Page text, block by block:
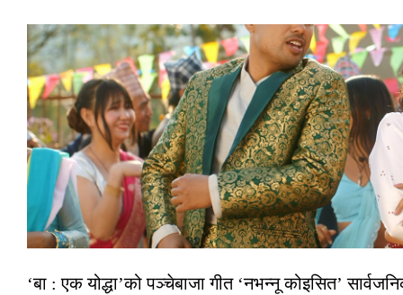
‘बा : एक योद्धा’को पञ्चेबाजा गीत ‘नभन्नू कोइसित’